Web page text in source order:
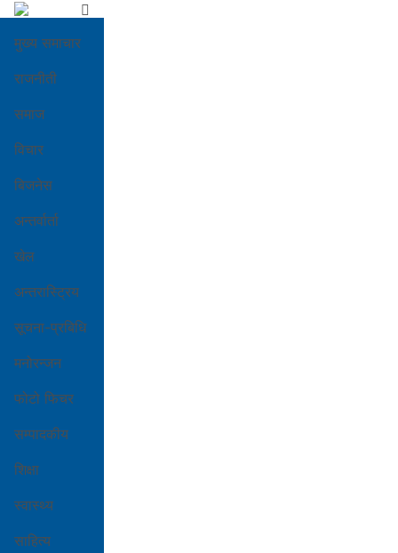
मुख्य समाचार
राजनीती
समाज
विचार
बिजनेस
अन्तर्वार्ता
खेल
अन्तरास्ट्रिय
सूचना-प्रबिधि
मनोरन्जन
फोटो फिचर
सम्पादकीय
शिक्षा
स्वास्थ्य
साहित्य